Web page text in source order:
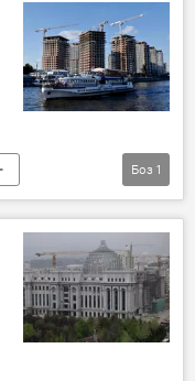
Боз 1